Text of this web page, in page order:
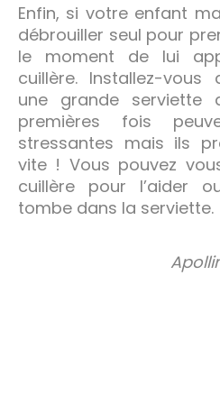
Enfin, si votre enfant
débrouiller seul pour
le moment de lui
cuillère. Installez-
une grande serviette
premières fois
stressantes mais ils
vite ! Vous pouvez
cuillère pour l’aider
tombe dans la serviette.